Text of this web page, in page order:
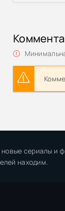
Чингиз
Завещание
Завещание
msltel | P
Вашингтон
сериалы и
находим.